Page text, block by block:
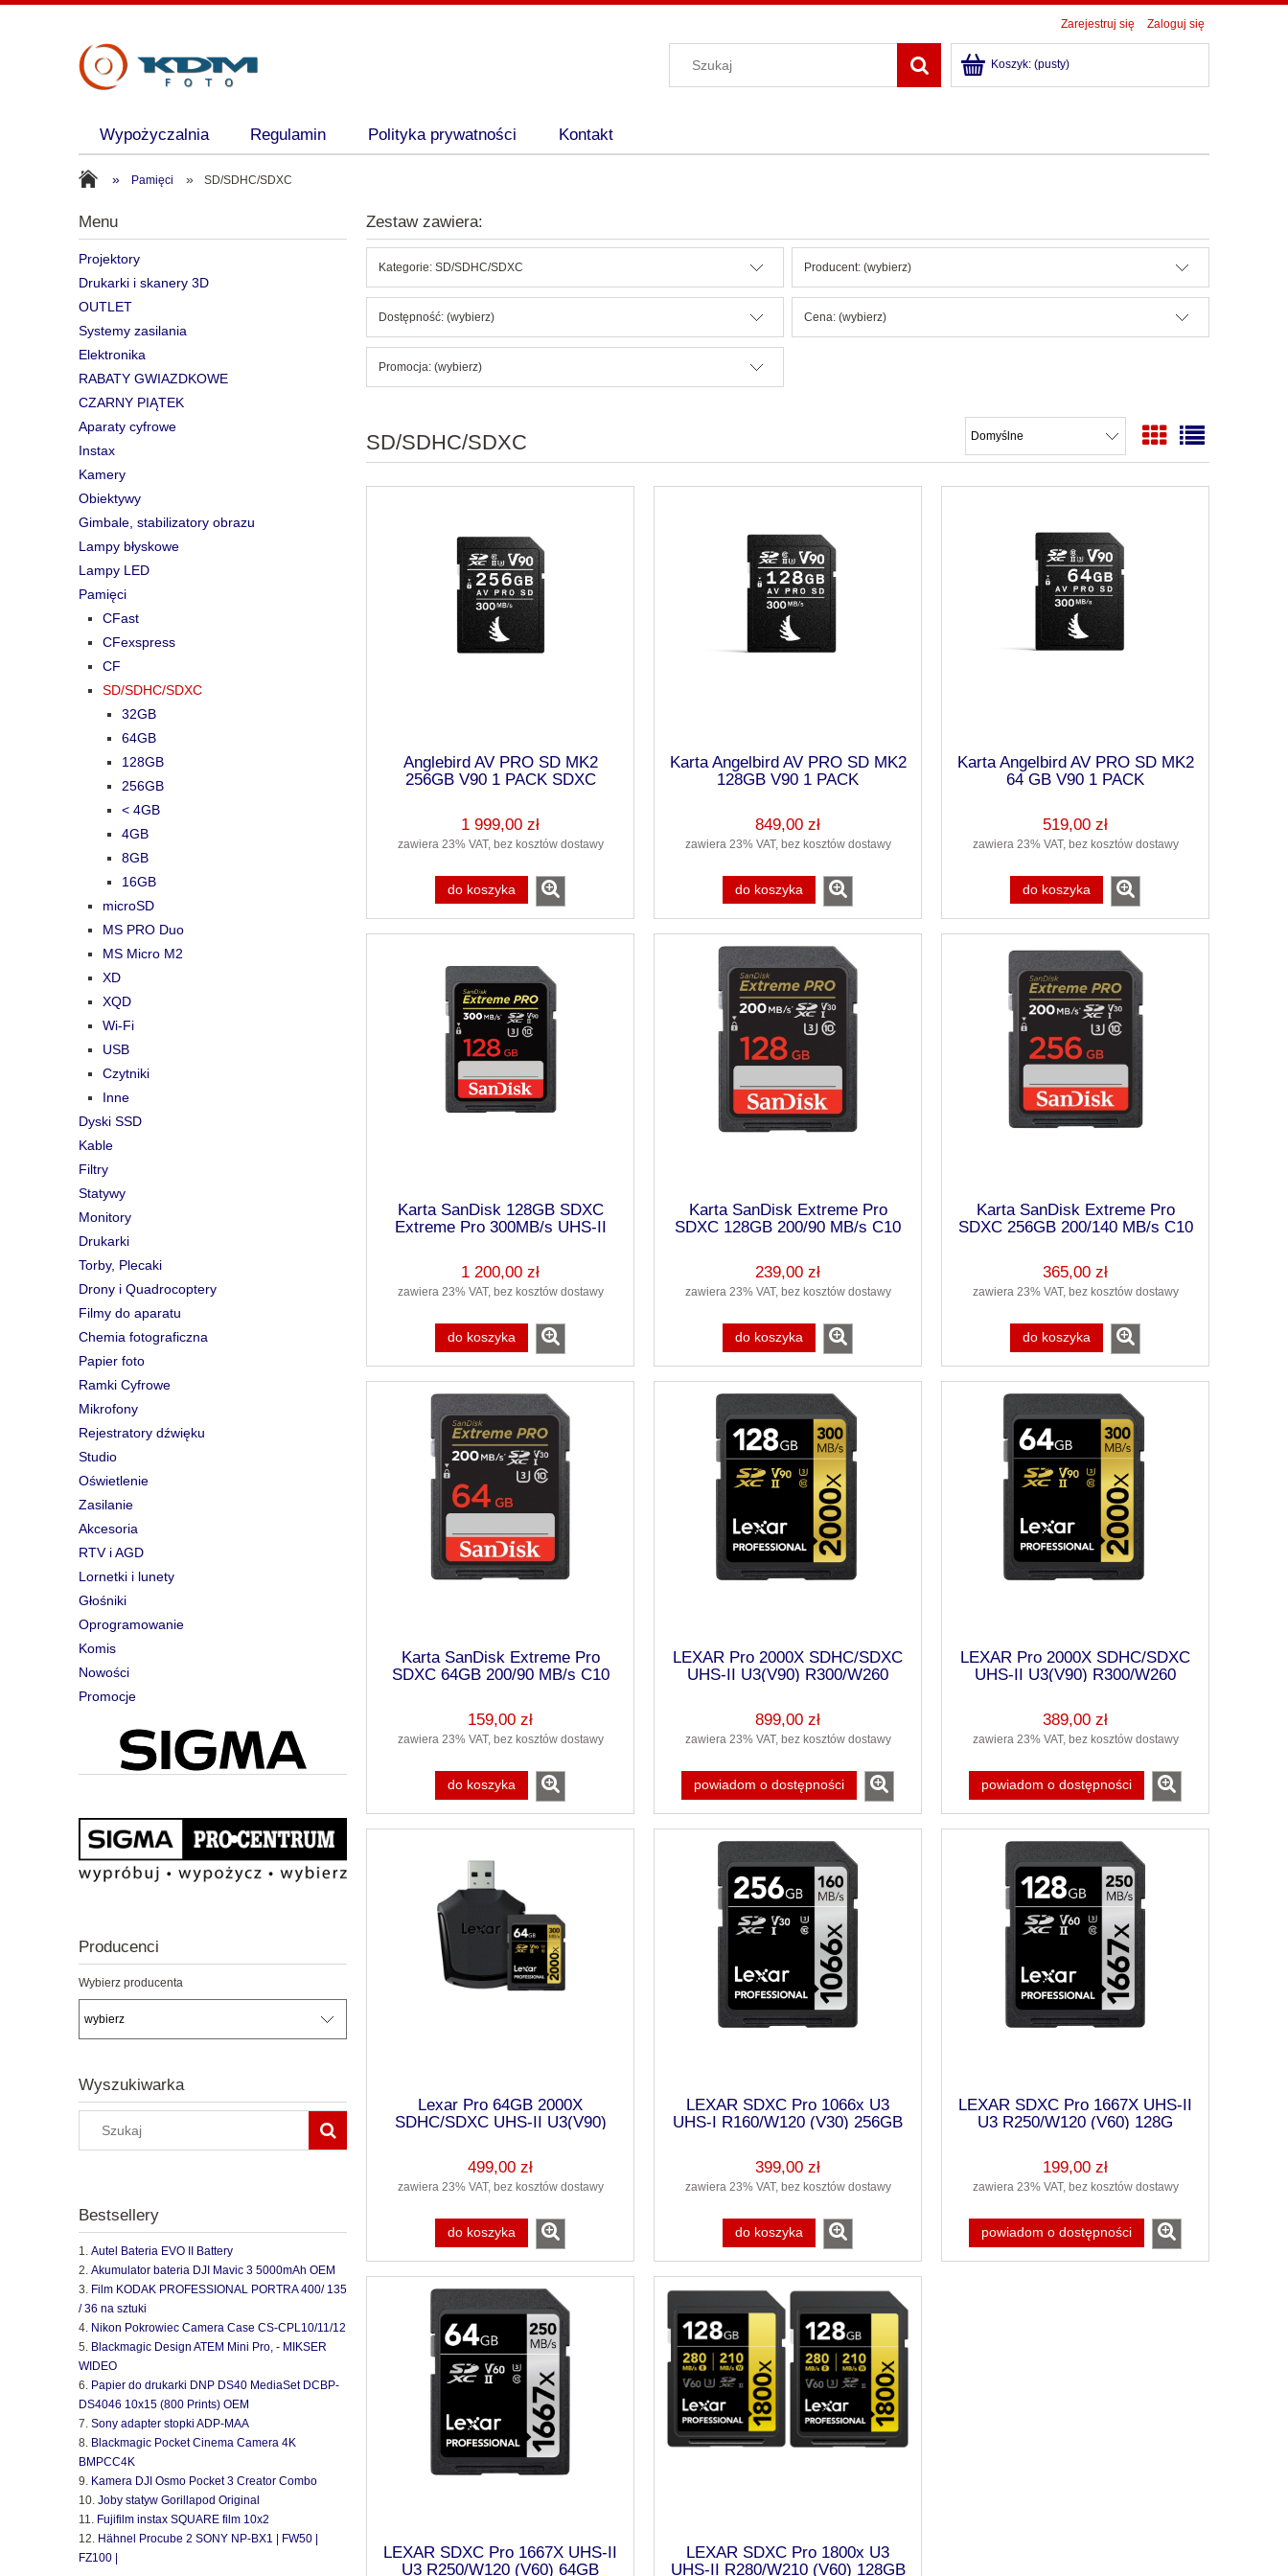
Zarejestruj się Zaloguj się
Koszyk: (pusty)
Wypożyczalnia Regulamin Polityka prywatności Kontakt
» Pamięci » SD/SDHC/SDXC
Menu
Projektory
Drukarki i skanery 3D
OUTLET
Systemy zasilania
Elektronika
RABATY GWIAZDKOWE
CZARNY PIĄTEK
Aparaty cyfrowe
Instax
Kamery
Obiektywy
Gimbale, stabilizatory obrazu
Lampy błyskowe
Lampy LED
Pamięci
CFast
CFexspress
CF
SD/SDHC/SDXC
32GB
64GB
128GB
256GB
< 4GB
4GB
8GB
16GB
microSD
MS PRO Duo
MS Micro M2
XD
XQD
Wi-Fi
USB
Czytniki
Inne
Dyski SSD
Kable
Filtry
Statywy
Monitory
Drukarki
Torby, Plecaki
Drony i Quadrocoptery
Filmy do aparatu
Chemia fotograficzna
Papier foto
Ramki Cyfrowe
Mikrofony
Rejestratory dźwięku
Studio
Oświetlenie
Zasilanie
Akcesoria
RTV i AGD
Lornetki i lunety
Głośniki
Oprogramowanie
Komis
Nowości
Promocje
Producenci
Wybierz producenta
Wyszukiwarka
Bestsellery
Autel Bateria EVO II Battery
Akumulator bateria DJI Mavic 3 5000mAh OEM
Film KODAK PROFESSIONAL PORTRA 400/ 135
/ 36 na sztuki
Nikon Pokrowiec Camera Case CS-CPL10/11/12
Blackmagic Design ATEM Mini Pro, - MIKSER
WIDEO
Papier do drukarki DNP DS40 MediaSet DCBP-
DS4046 10x15 (800 Prints) OEM
Sony adapter stopki ADP-MAA
Blackmagic Pocket Cinema Camera 4K
BMPCC4K
Kamera DJI Osmo Pocket 3 Creator Combo
Joby statyw Gorillapod Original
Fujifilm instax SQUARE film 10x2
Hähnel Procube 2 SONY NP-BX1 | FW50 |
FZ100 |
Zestaw zawiera:
Kategorie: SD/SDHC/SDXC Producent: (wybierz)
Dostępność: (wybierz) Cena: (wybierz)
Promocja: (wybierz)
SD/SDHC/SDXC
Anglebird AV PRO SD MK2
256GB V90 1 PACK SDXC
1 999,00 zł
zawiera 23% VAT, bez kosztów dostawy
do koszyka
Karta Angelbird AV PRO SD MK2
128GB V90 1 PACK
849,00 zł
zawiera 23% VAT, bez kosztów dostawy
do koszyka
Karta Angelbird AV PRO SD MK2
64 GB V90 1 PACK
519,00 zł
zawiera 23% VAT, bez kosztów dostawy
do koszyka
Karta SanDisk 128GB SDXC
Extreme Pro 300MB/s UHS-II
1 200,00 zł
zawiera 23% VAT, bez kosztów dostawy
do koszyka
Karta SanDisk Extreme Pro
SDXC 128GB 200/90 MB/s C10
239,00 zł
zawiera 23% VAT, bez kosztów dostawy
do koszyka
Karta SanDisk Extreme Pro
SDXC 256GB 200/140 MB/s C10
365,00 zł
zawiera 23% VAT, bez kosztów dostawy
do koszyka
Karta SanDisk Extreme Pro
SDXC 64GB 200/90 MB/s C10
159,00 zł
zawiera 23% VAT, bez kosztów dostawy
do koszyka
LEXAR Pro 2000X SDHC/SDXC
UHS-II U3(V90) R300/W260
899,00 zł
zawiera 23% VAT, bez kosztów dostawy
powiadom o dostępności
LEXAR Pro 2000X SDHC/SDXC
UHS-II U3(V90) R300/W260
389,00 zł
zawiera 23% VAT, bez kosztów dostawy
powiadom o dostępności
Lexar Pro 64GB 2000X
SDHC/SDXC UHS-II U3(V90)
499,00 zł
zawiera 23% VAT, bez kosztów dostawy
do koszyka
LEXAR SDXC Pro 1066x U3
UHS-I R160/W120 (V30) 256GB
399,00 zł
zawiera 23% VAT, bez kosztów dostawy
do koszyka
LEXAR SDXC Pro 1667X UHS-II
U3 R250/W120 (V60) 128G
199,00 zł
zawiera 23% VAT, bez kosztów dostawy
powiadom o dostępności
LEXAR SDXC Pro 1667X UHS-II
U3 R250/W120 (V60) 64GB
LEXAR SDXC Pro 1800x U3
UHS-II R280/W210 (V60) 128GB